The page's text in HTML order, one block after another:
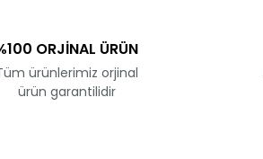
ORJİNAL ÜRÜN
ürünlerimiz orjinal
ürün garantilidir